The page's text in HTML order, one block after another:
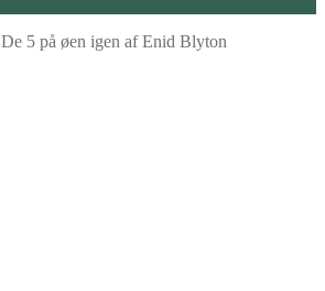
De 5 på øen igen af Enid Blyton